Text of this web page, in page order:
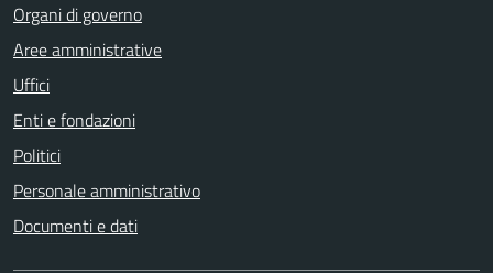
Organi di governo
Aree amministrative
Uffici
Enti e fondazioni
Politici
Personale amministrativo
Documenti e dati